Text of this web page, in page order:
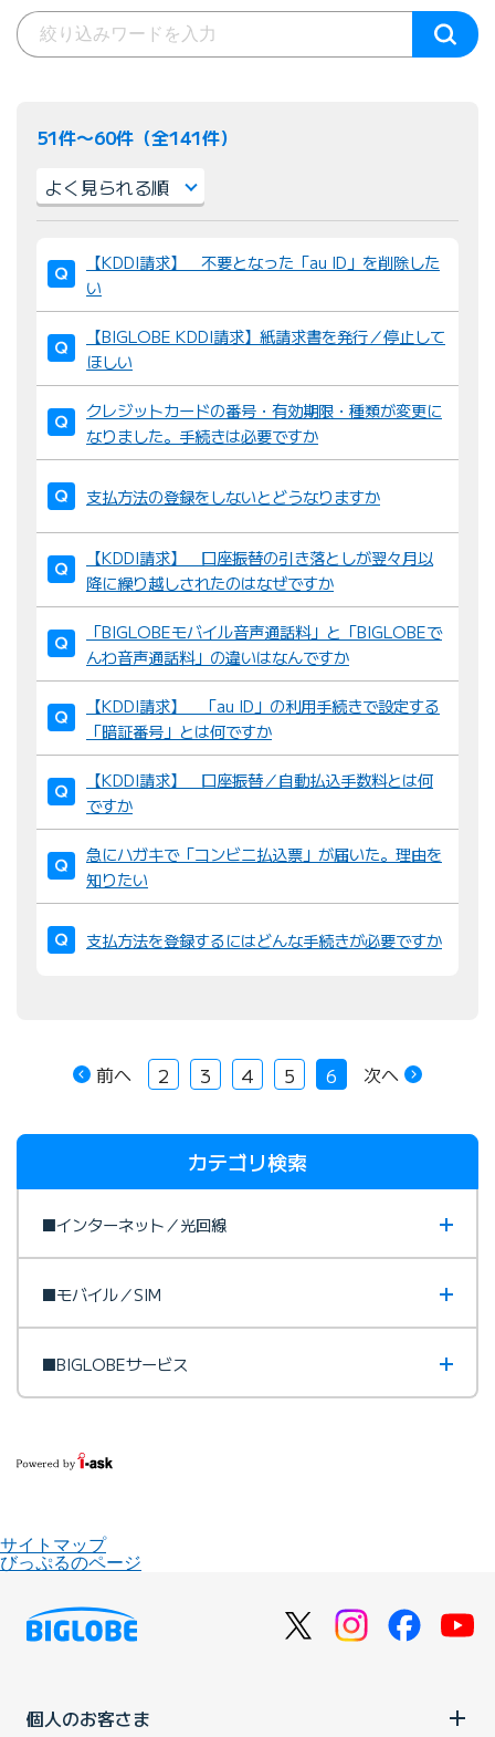
51件〜60件（全141件）
び
替
え
：
【KDDI請求】 不要となった「au ID」を削除した
い
【BIGLOBE KDDI請求】紙請求書を発行／停止して
ほしい
クレジットカードの番号・有効期限・種類が変更に
なりました。手続きは必要ですか
支払方法の登録をしないとどうなりますか
【KDDI請求】 口座振替の引き落としが翌々月以
降に繰り越しされたのはなぜですか
「BIGLOBEモバイル音声通話料」と「BIGLOBEで
んわ音声通話料」の違いはなんですか
【KDDI請求】 「au ID」の利用手続きで設定する
「暗証番号」とは何ですか
【KDDI請求】 口座振替／自動払込手数料とは何
ですか
急にハガキで「コンビニ払込票」が届いた。理由を
知りたい
支払方法を登録するにはどんな手続きが必要ですか
前へ 2 3 4 5 6 次へ
カテゴリ検索
■インターネット／光回線
■モバイル／SIM
■BIGLOBEサービス
サイトマップ
びっぷるのページ
個人のお客さま